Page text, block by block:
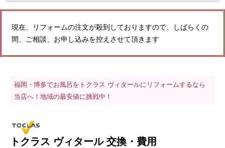
現在、リフォームの注文が殺到しておりますので、しばらくの
間、ご相談、お申し込みを控えさせて頂きます
福岡・博多でお風呂をトクラス ヴィタールにリフォームするなら
当店へ！地域の最安値に挑戦中！
トクラス ヴィタール 交換・費用